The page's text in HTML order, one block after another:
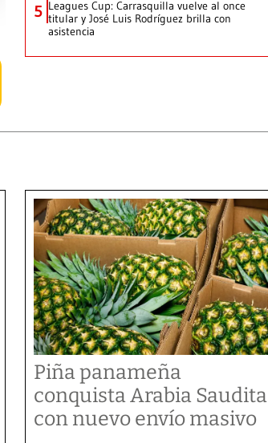
5 Leagues Cup: Carrasquilla vuelve al once
titular y José Luis Rodríguez brilla con
asistencia
Piña panameña
conquista Arabia Saudita
con nuevo envío masivo